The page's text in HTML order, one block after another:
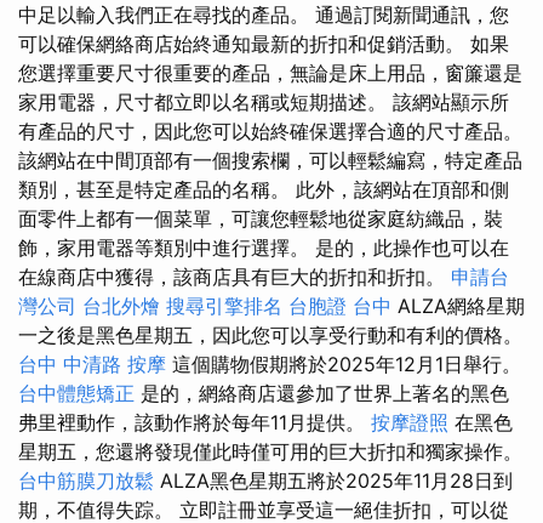
中足以輸入我們正在尋找的產品。 通過訂閱新聞通訊，您
可以確保網絡商店始終通知最新的折扣和促銷活動。 如果
您選擇重要尺寸很重要的產品，無論是床上用品，窗簾還是
家用電器，尺寸都立即以名稱或短期描述。 該網站顯示所
有產品的尺寸，因此您可以始終確保選擇合適的尺寸產品。
該網站在中間頂部有一個搜索欄，可以輕鬆編寫，特定產品
類別，甚至是特定產品的名稱。 此外，該網站在頂部和側
面零件上都有一個菜單，可讓您輕鬆地從家庭紡織品，裝
飾，家用電器等類別中進行選擇。 是的，此操作也可以在
在線商店中獲得，該商店具有巨大的折扣和折扣。 申請台
灣公司 台北外燴 搜尋引擎排名 台胞證 台中 ALZA網絡星期
一之後是黑色星期五，因此您可以享受行動和有利的價格。
台中 中清路 按摩 這個購物假期將於2025年12月1日舉行。
台中體態矯正 是的，網絡商店還參加了世界上著名的黑色
弗里裡動作，該動作將於每年11月提供。 按摩證照 在黑色
星期五，您還將發現僅此時僅可用的巨大折扣和獨家操作。
台中筋膜刀放鬆 ALZA黑色星期五將於2025年11月28日到
期，不值得失踪。 立即註冊並享受這一絕佳折扣，可以從